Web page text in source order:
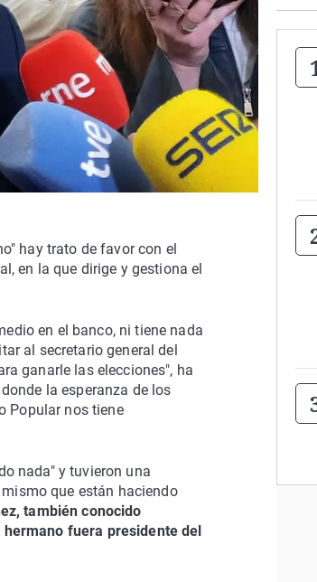
hay trato de favor con el
en la que dirige y gestiona el
en el banco, ni tiene nada
al secretario general del
ganarle las elecciones", ha
la esperanza de los
Popular nos tiene
nada" y tuvieron una
que están haciendo
también conocido
fuera presidente del